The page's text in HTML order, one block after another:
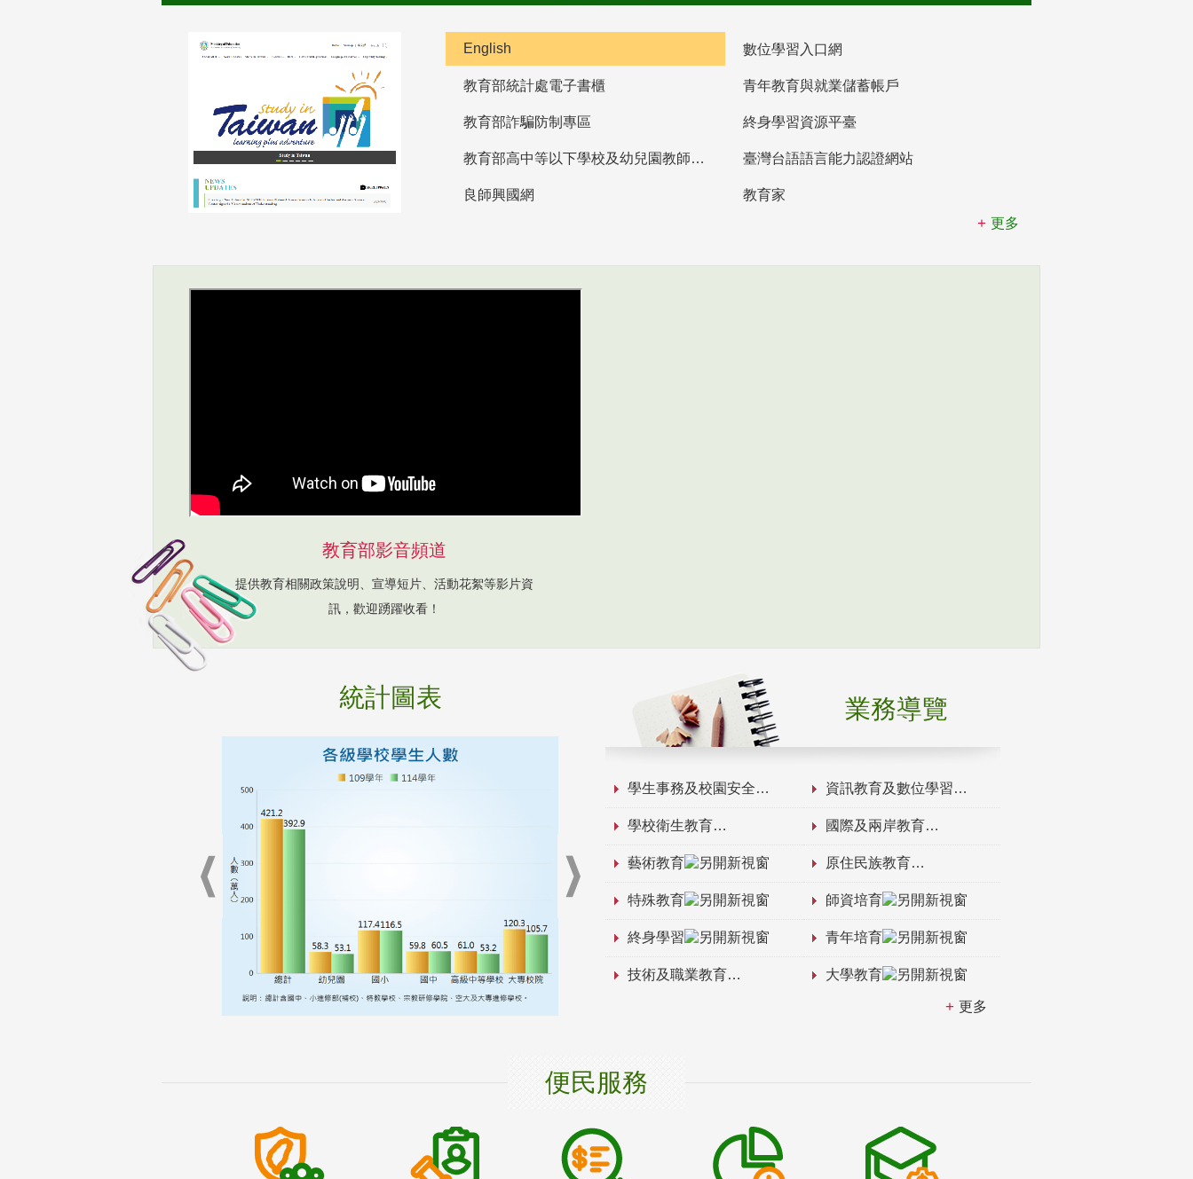
English 數位學習入口網
教育部統計處電子書櫃 青年教育與就業儲蓄帳戶
教育部詐騙防制專區 終身學習資源平臺
教育部高中等以下學校及幼兒園教師資格檢定考試 臺灣台語語言能力認證網站
良師興國網
教育家
更多
教育部影音頻道
提供教育相關政策說明、宣導短片、活動花絮等影片資
訊，歡迎踴躍收看！
統計圖表 業務導覽
學生事務及校園安全 資訊教育及數位學習
學校衛生教育 國際及兩岸教育
藝術教育 原住民族教育
特殊教育 師資培育
終身學習 青年培育
技術及職業教育 大學教育
更多
便民服務